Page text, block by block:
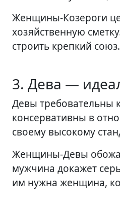
Женщины-Козероги
хозяйственную
строить крепкий
3. Дева —
Девы требовательны
консервативны в
своему высокому
Женщины-Девы
мужчина докажет
им нужна женщина,